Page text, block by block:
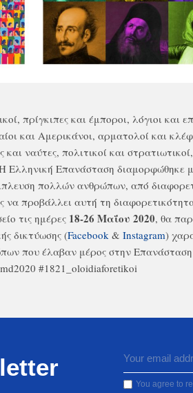
πρίγκιπες και έμποροι, λόγιοι και
και Αμερικάνοι, αρματολοί και
ναύτες, πολιτικοί και
Η Ελληνική Επανάσταση διαμορφώθηκε
πολλών ανθρώπων, από
να προβάλλει αυτή τη
τις ημέρες 18-26 Μαΐου 2020, θα
δικτύωσης (Facebook & Instagram)
που έλαβαν μέρος στην
#1821_oloidiaforetikoi
You agree to